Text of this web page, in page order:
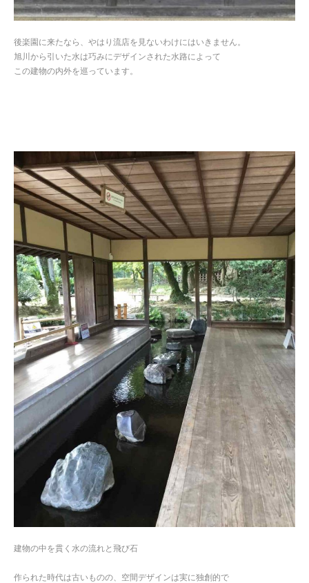
後楽園に来たなら、やはり流店を見ないわけにはいきません。
旭川から引いた水は巧みにデザインされた水路によって
この建物の内外を巡っています。
建物の中を貫く水の流れと飛び石
作られた時代は古いものの、空間デザインは実に独創的で